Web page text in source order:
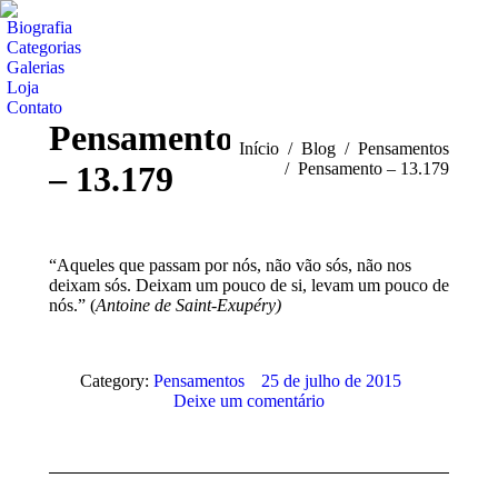
Biografia
Categorias
Galerias
Loja
Contato
Pensamento
– 13.179
Você está aqui:
Início Blog
Pensamentos
Pensamento – 13.179
“Aqueles que passam por nós, não vão sós, não nos
deixam sós. Deixam um pouco de si, levam um pouco de
nós.” (Antoine de Saint-Exupéry)
Category: Pensamentos
25 de julho de 2015
Deixe um comentário